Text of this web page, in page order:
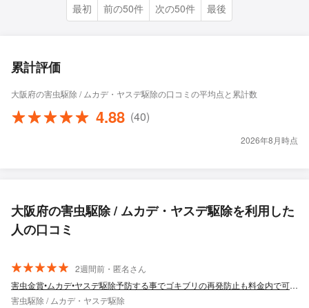
最初 前の50件 次の50件 最後
累計評価
大阪府の害虫駆除 / ムカデ・ヤスデ駆除の口コミの平均点と累計数
4.88 (40)
2026年8月時点
大阪府の害虫駆除 / ムカデ・ヤスデ駆除を利用した
人の口コミ
2週間前・匿名さん
害虫金賞•ムカデ•ヤスデ駆除予防する事でゴキブリの再発防止も料金内で可能！関西！
害虫駆除 / ムカデ・ヤスデ駆除